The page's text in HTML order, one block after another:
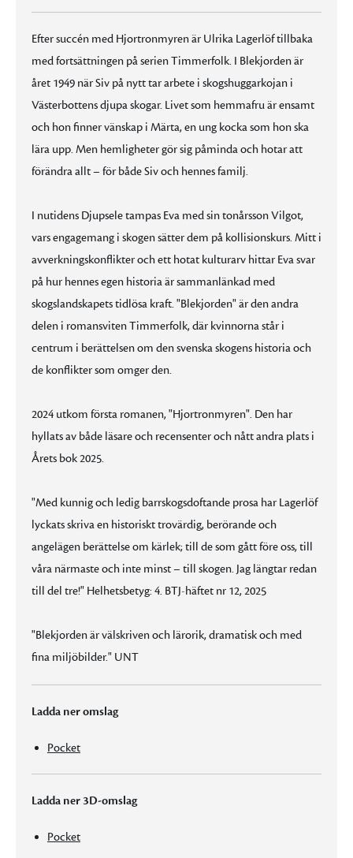
Efter succén med Hjortronmyren är Ulrika Lagerlöf tillbaka
med fortsättningen på serien Timmerfolk. I Blekjorden är
året 1949 när Siv på nytt tar arbete i skogshuggarkojan i
Västerbottens djupa skogar. Livet som hemmafru är ensamt
och hon finner vänskap i Märta, en ung kocka som hon ska
lära upp. Men hemligheter gör sig påminda och hotar att
förändra allt – för både Siv och hennes familj.
I nutidens Djupsele tampas Eva med sin tonårsson Vilgot,
vars engagemang i skogen sätter dem på kollisionskurs. Mitt i
avverkningskonflikter och ett hotat kulturarv hittar Eva svar
på hur hennes egen historia är sammanlänkad med
skogslandskapets tidlösa kraft. "Blekjorden" är den andra
delen i romansviten Timmerfolk, där kvinnorna står i
centrum i berättelsen om den svenska skogens historia och
de konflikter som omger den.
2024 utkom första romanen, "Hjortronmyren". Den har
hyllats av både läsare och recensenter och nått andra plats i
Årets bok 2025.
"Med kunnig och ledig barrskogsdoftande prosa har Lagerlöf
lyckats skriva en historiskt trovärdig, berörande och
angelägen berättelse om kärlek; till de som gått före oss, till
våra närmaste och inte minst – till skogen. Jag längtar redan
till del tre!" Helhetsbetyg: 4. BTJ-häftet nr 12, 2025
"Blekjorden är välskriven och lärorik, dramatisk och med
fina miljöbilder." UNT
Ladda ner omslag
Pocket
Ladda ner 3D-omslag
Pocket